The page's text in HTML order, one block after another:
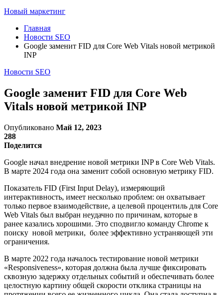
Новый маркетинг
Главная
Новости SEO
Google заменит FID для Core Web Vitals новой метрикой
INP
Новости SEO
Google заменит FID для Core Web
Vitals новой метрикой INP
Опубликовано Май 12, 2023
288
Поделится
Google начал внедрение новой метрики INP в Core Web Vitals.
В марте 2024 года она заменит собой основную метрику FID.
Показатель FID (First Input Delay), измеряющий
интерактивность, имеет несколько проблем: он охватывает
только первое взаимодействие, а целевой процентиль для Core
Web Vitals был выбран неудачно по причинам, которые в
ранее казались хорошими. Это сподвигло команду Chrome к
поиску новой метрики, более эффективно устраняющей эти
ограничения.
В марте 2022 года началось тестирование новой метрики
«Responsiveness», которая должна была лучше фиксировать
сквозную задержку отдельных событий и обеспечивать более
целостную картину общей скорости отклика страницы на